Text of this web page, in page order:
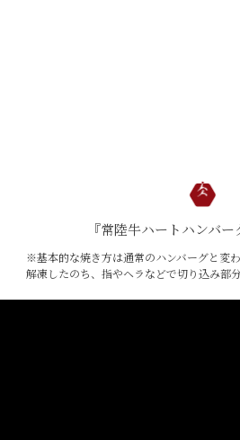
『常陸牛ハートハンバー
※基本的な焼き方は通常のハンバーグと変わ
解凍したのち、指やヘラなどで切り込み部